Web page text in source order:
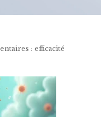
: efficacité